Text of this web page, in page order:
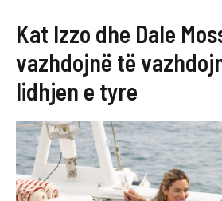
Kat Izzo dhe Dale
vazhdojnë të
lidhjen e tyre